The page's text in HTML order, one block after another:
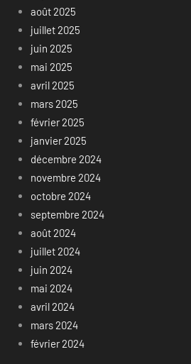
août 2025
juillet 2025
juin 2025
mai 2025
avril 2025
mars 2025
février 2025
janvier 2025
décembre 2024
novembre 2024
octobre 2024
septembre 2024
août 2024
juillet 2024
juin 2024
mai 2024
avril 2024
mars 2024
février 2024